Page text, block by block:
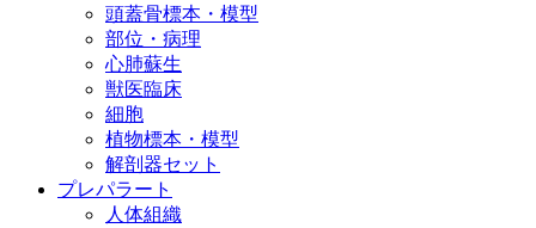
頭蓋骨標本・模型
部位・病理
心肺蘇生
獣医臨床
細胞
植物標本・模型
解剖器セット
プレパラート
人体組織